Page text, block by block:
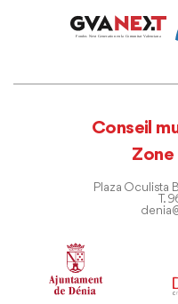
Conseil
Plaza Oculista
T.